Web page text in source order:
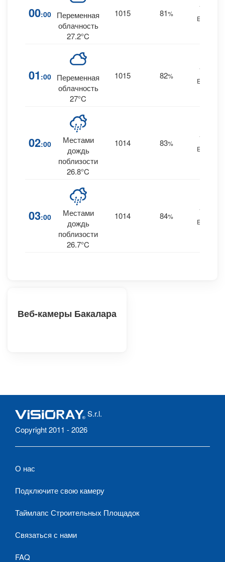
00:00
Переменная
облачность
27.2°C
1015 81%
15
ESE
01 :00
Переменная
облачность
27°C
1015 82%
14
ESE
02:00
Местами
дождь
поблизости
26.8°C
1014 83%
14
ESE
03:00
Местами
дождь
поблизости
26.7°C
1014 84%
14
ESE
Веб-камеры Бакалара
S.r.l.
Copyright 2011 - 2026
О нас
Подключите свою камеру
Таймлапс Строительных Площадок
Связаться с нами
FAQ